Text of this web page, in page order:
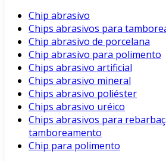
Chip abrasivo
Chips abrasivos para
Chip abrasivo de porcelana
Chip abrasivo para polimento
Chips abrasivo artificial
Chips abrasivo mineral
Chips abrasivo poliéster
Chips abrasivo uréico
Chips abrasivos para
tamboreamento
Chip para polimento